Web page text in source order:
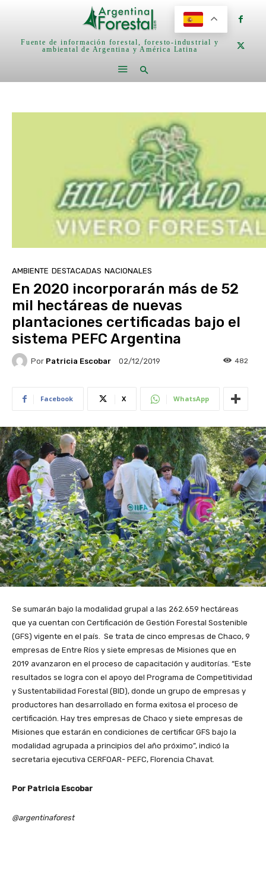
Fuente de información forestal, foresto-industrial y
ambiental de Argentina y América Latina
AMBIENTE DESTACADAS NACIONALES
En 2020 incorporarán más de 52
mil hectáreas de nuevas
plantaciones certificadas bajo el
sistema PEFC Argentina
Por Patricia Escobar 02/12/2019 482
Facebook X WhatsApp
Se sumarán bajo la modalidad grupal a las 262.659 hectáreas
que ya cuentan con Certificación de Gestión Forestal Sostenible
(GFS) vigente en el país. Se trata de cinco empresas de Chaco, 9
empresas de Entre Ríos y siete empresas de Misiones que en
2019 avanzaron en el proceso de capacitación y auditorías. “Este
resultados se logra con el apoyo del Programa de Competitividad
y Sustentabilidad Forestal (BID), donde un grupo de empresas y
productores han desarrollado en forma exitosa el proceso de
certificación. Hay tres empresas de Chaco y siete empresas de
Misiones que estarán en condiciones de certificar GFS bajo la
modalidad agrupada a principios del año próximo”, indicó la
secretaria ejecutiva CERFOAR- PEFC, Florencia Chavat.
Por Patricia Escobar
@argentinaforest